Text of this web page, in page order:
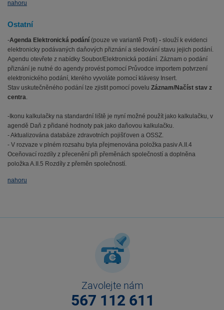
nahoru
Ostatní
-Agenda Elektronická podání (pouze ve variantě Profi) - slouží k evidenci
elektronicky podávaných daňových přiznání a sledování stavu jejich podání.
Agendu otevřete z nabídky Soubor/Elektronická podání. Záznam o podání
přiznání je nutné do agendy provést pomocí Průvodce importem potvrzení
elektronického podání, kterého vyvoláte pomocí klávesy Insert.
Stav uskutečněného podání lze zjistit pomocí povelu Záznam/Načíst stav z
centra.
-Ikonu kalkulačky na standardní liště je nyní možné použít jako kalkulačku, v
agendě Daň z přidané hodnoty pak jako daňovou kalkulačku.
- Aktualizována databáze zdravotních pojišťoven a OSSZ.
- V rozvaze v plném rozsahu byla přejmenována položka pasiv A.II.4
Oceňovací rozdíly z přecenění při přeměnách společností a doplněna
položka A.II.5 Rozdíly z přeměn společností.
nahoru
Zavolejte nám
567 112 611